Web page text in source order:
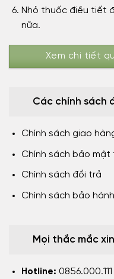
Nhỏ thuốc điều tiết
nữa.
Xem chi tiết
Các chính sách
Chính sách giao
Chính sách bảo mật
Chính sách đổi trả
Chính sách bảo hành
Mọi thắc mắc
Hotline: 0856.000.111